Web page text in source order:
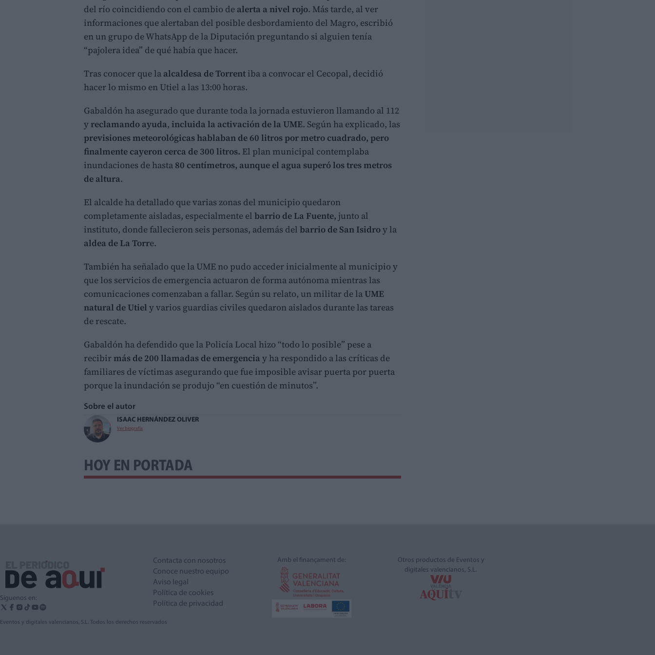
del río coincidiendo con el cambio de alerta a nivel rojo. Más tarde, al ver
informaciones que alertaban del posible desbordamiento del Magro, escribió
en un grupo de WhatsApp de la Diputación preguntando si alguien tenía
“pajolera idea” de qué había que hacer.
Tras conocer que la alcaldesa de Torrent iba a convocar el Cecopal, decidió
hacer lo mismo en Utiel a las 13:00 horas.
Gabaldón ha asegurado que durante toda la jornada estuvieron llamando al 112
yreclamando ayuda, incluida la activación de la UME. Según ha explicado, las
previsiones meteorológicas hablaban de 60 litros por metro cuadrado, pero
finalmente cayeron cerca de 300 litros. El plan municipal contemplaba
inundaciones de hasta 80 centímetros, aunque el agua superó los tres metros
de altura.
El alcalde ha detallado que varias zonas del municipio quedaron
completamente aisladas, especialmente el barrio de La Fuente, junto al
instituto, donde fallecieron seis personas, además del barrio de San Isidroy la
aldea de La Torre.
También ha señalado que la UME no pudo acceder inicialmente al municipio y
que los servicios de emergencia actuaron de forma autónoma mientras las
comunicaciones comenzaban a fallar. Según su relato, un militar de laUME
natural de Utiel y varios guardias civiles quedaron aislados durante las tareas
de rescate.
Gabaldón ha defendido que la Policía Local hizo “todo lo posible” pese a
recibirmás de 200 llamadas de emergencia y ha respondido a las críticas de
familiares de víctimas asegurando que fue imposible avisar puerta por puerta
porque la inundación se produjo “en cuestión de minutos”.
Sobre el autor
ISAAC HERNÁNDEZ OLIVER
Ver biografía
HOY EN PORTADA
Síguenos en:
Contacta con nosotros
Conoce nuestro equipo
Aviso legal
Política de cookies
Política de privacidad
Amb el finançament de:
Otros productos de Eventos y
digitales valencianos, S.L.
Eventos y digitales valencianos, S.L. Todos los derechos reservados